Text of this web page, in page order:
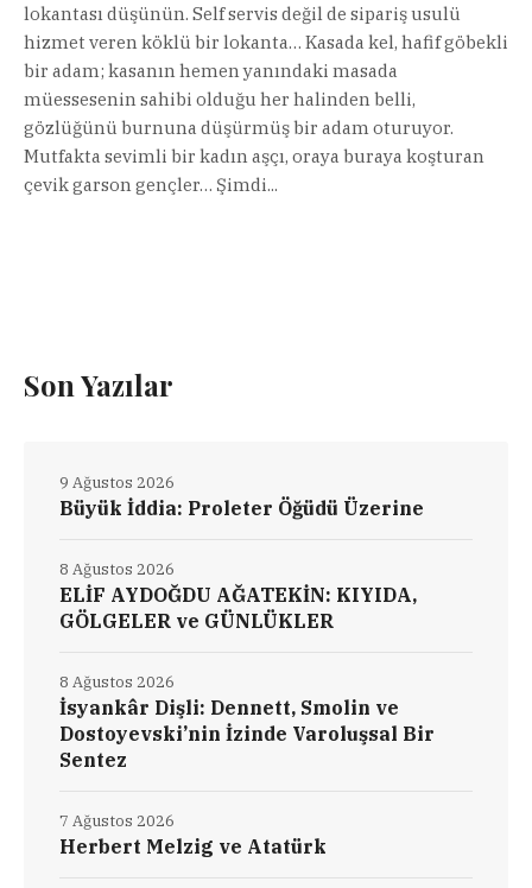
lokantası düşünün. Self servis değil de sipariş usulü
hizmet veren köklü bir lokanta… Kasada kel, hafif göbekli
bir adam; kasanın hemen yanındaki masada
müessesenin sahibi olduğu her halinden belli,
gözlüğünü burnuna düşürmüş bir adam oturuyor.
Mutfakta sevimli bir kadın aşçı, oraya buraya koşturan
çevik garson gençler… Şimdi...
Son Yazılar
Büyük İddia: Proleter Öğüdü Üzerine
9 Ağustos 2026
ELİF AYDOĞDU AĞATEKİN: KIYIDA,
GÖLGELER ve GÜNLÜKLER
8 Ağustos 2026
İsyankâr Dişli: Dennett, Smolin ve
Dostoyevski’nin İzinde Varoluşsal Bir
Sentez
8 Ağustos 2026
Herbert Melzig ve Atatürk
7 Ağustos 2026